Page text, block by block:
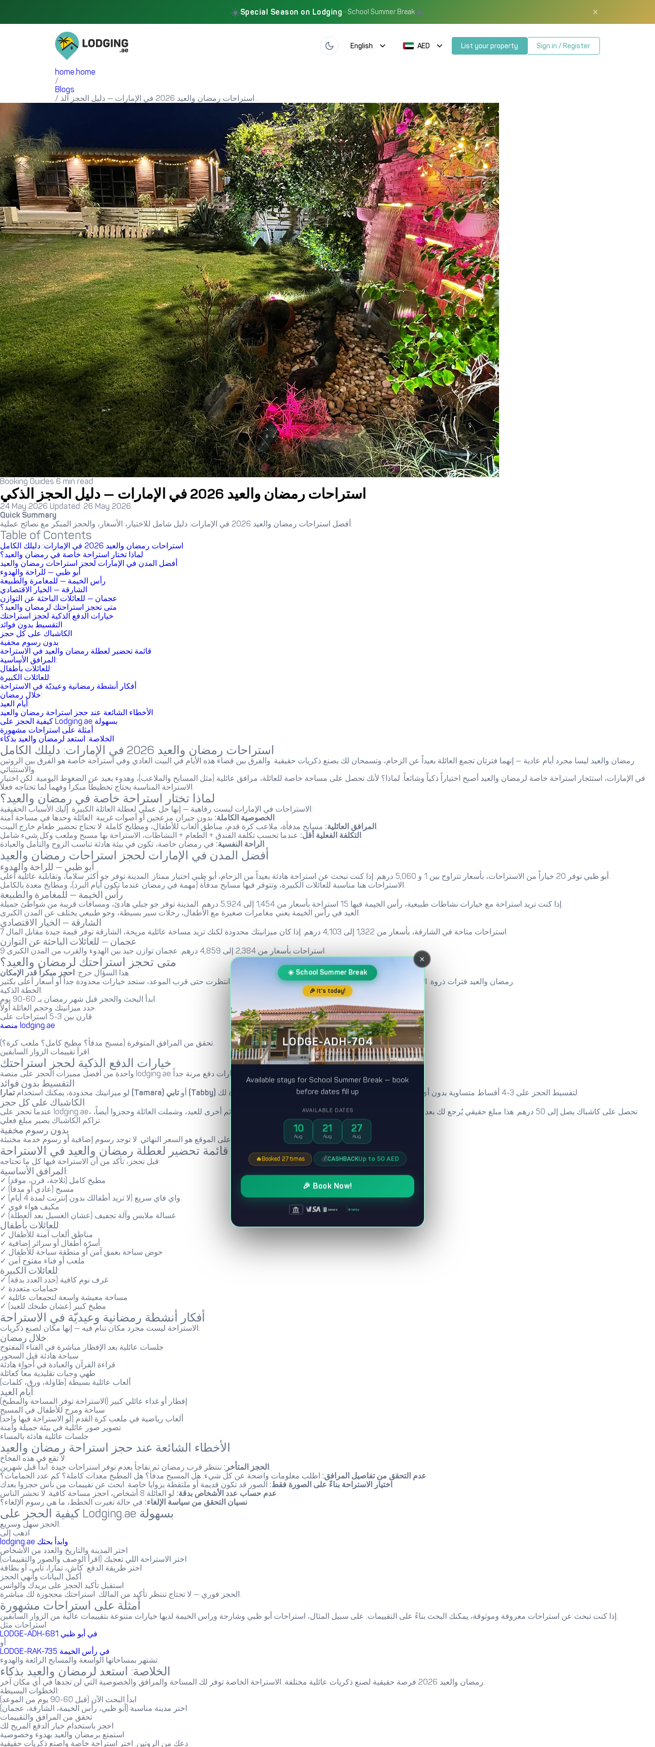
☀️Special Season on Lodging—School Summer Break☀️ ×
English AED List your property Sign in / Register
home.home
/
Blogs
/
استراحات رمضان والعيد 2026 في الإمارات — دليل الحجز الذ...
Booking Guides 6 min read
استراحات رمضان والعيد 2026 في الإمارات — دليل الحجز الذكي
24 May 2026 Updated: 26 May 2026
Quick Summary
أفضل استراحات رمضان والعيد 2026 في الإمارات: دليل شامل للاختيار، الأسعار، والحجز المبكر مع نصائح عملية.
Table of Contents
استراحات رمضان والعيد 2026 في الإمارات: دليلك الكامل
لماذا تختار استراحة خاصة في رمضان والعيد؟
أفضل المدن في الإمارات لحجز استراحات رمضان والعيد
أبو ظبي — للراحة والهدوء
رأس الخيمة — للمغامرة والطبيعة
الشارقة — الخيار الاقتصادي
عجمان — للعائلات الباحثة عن التوازن
متى تحجز استراحتك لرمضان والعيد؟
خيارات الدفع الذكية لحجز استراحتك
التقسيط بدون فوائد
الكاشباك على كل حجز
بدون رسوم مخفية
قائمة تحضير لعطلة رمضان والعيد في الاستراحة
المرافق الأساسية:
للعائلات بأطفال:
للعائلات الكبيرة:
أفكار أنشطة رمضانية وعيديّة في الاستراحة
خلال رمضان:
أيام العيد:
الأخطاء الشائعة عند حجز استراحة رمضان والعيد
كيفية الحجز على Lodging.ae بسهولة
أمثلة على استراحات مشهورة
الخلاصة: استعد لرمضان والعيد بذكاء
استراحات رمضان والعيد 2026 في الإمارات: دليلك الكامل
رمضان والعيد ليسا مجرد أيام عادية — إنهما فترتان تجمع العائلة بعيداً عن الزحام، وتسمحان لك بصنع ذكريات حقيقية. والفرق بين قضاء هذه الأيام في البيت العادي وفي استراحة خاصة هو الفرق بين الروتين
والاستثنائي.
في الإمارات، استئجار استراحة خاصة لرمضان والعيد أصبح اختياراً ذكياً وشائعاً. لماذا؟ لأنك تحصل على مساحة خاصة للعائلة، مرافق عائلية (مثل المسابح والملاعب)، وهدوء بعيد عن الضغوط اليومية. لكن اختيار
الاستراحة المناسبة يحتاج تخطيطاً مبكراً وفهماً لما تحتاجه فعلاً.
لماذا تختار استراحة خاصة في رمضان والعيد؟
الاستراحات في الإمارات ليست رفاهية — إنها حل عملي لعطلة العائلة الكبيرة. إليك الأسباب الحقيقية:
الخصوصية الكاملة:بدون جيران مزعجين أو أصوات غريبة. العائلة وحدها في مساحة آمنة.
المرافق العائلية:مسابح مدفأة، ملاعب كرة قدم، مناطق ألعاب للأطفال، ومطابخ كاملة. لا تحتاج تحضير طعام خارج البيت.
التكلفة الفعلية أقل:عندما تحسب تكلفة الفندق + الطعام + النشاطات، الاستراحة بها مسبح وملعب وكل شيء شامل.
الراحة النفسية:في رمضان خاصة، تكون في بيئة هادئة تناسب الروح والتأمل والعبادة.
أفضل المدن في الإمارات لحجز استراحات رمضان والعيد
أبو ظبي — للراحة والهدوء
أبو ظبي توفر 20 خياراً من الاستراحات، بأسعار تتراوح بين 1 و 5,060 درهم. إذا كنت تبحث عن استراحة هادئة بعيداً من الزحام، أبو ظبي اختيار ممتاز. المدينة توفر جو أكثر سلاماً، وتقابلية عائلية أعلى.
الاستراحات هنا مناسبة للعائلات الكبيرة، وتتوفر فيها مسابح مدفأة (مهمة في رمضان عندما تكون أيام البرد)، ومطابخ معدة بالكامل.
رأس الخيمة — للمغامرة والطبيعة
إذا كنت تريد استراحة مع خيارات نشاطات طبيعية، رأس الخيمة فيها 15 استراحة بأسعار من 1,454 إلى 5,924 درهم. المدينة توفر جو جبلي هادئ، ومسافات قريبة من شواطئ جميلة.
العيد في رأس الخيمة يعني مغامرات صغيرة مع الأطفال، رحلات سير بسيطة، وجو طبيعي يختلف عن المدن الكبرى.
الشارقة — الخيار الاقتصادي
7 استراحات متاحة في الشارقة، بأسعار من 1,322 إلى 4,103 درهم. إذا كان ميزانيتك محدودة لكنك تريد مساحة عائلية مريحة، الشارقة توفر قيمة جيدة مقابل المال.
عجمان — للعائلات الباحثة عن التوازن
9 استراحات بأسعار من 2,384 إلى 4,859 درهم. عجمان توازن جيد بين الهدوء والقرب من المدن الكبرى.
متى تحجز استراحتك لرمضان والعيد؟
هذا السؤال حرج: احجز مبكراً قدر الإمكان
.
رمضان والعيد فترات ذروة. الاستراحات الجيدة بأسعار معقولة تُحجز قبل شهرين أو ثلاثة. إذا انتظرت حتى قرب الموعد، ستجد خيارات محدودة جداً أو أسعار أعلى بكثير.
الخطة الذكية:
ابدأ البحث والحجز قبل شهر رمضان بـ 60-90 يوم.
حدد ميزانيتك وحجم العائلة أولاً.
قارن بين 3-5 استراحات على
منصة lodging.ae
.
تحقق من المرافق المتوفرة (مسبح مدفأ؟ مطبخ كامل؟ ملعب كرة؟).
اقرأ تقييمات الزوار السابقين.
خيارات الدفع الذكية لحجز استراحتك
التقسيط بدون فوائد
لو ميزانيتك محدودة، يمكنك استخدام تمارا (Tamara) أو تابي (Tabby) لتقسيط الحجز على 3-4 أقساط متساوية بدون أي فوائد إضافية. دافع الأقساط بشكل مريح، والاستراحة محجوزة لك.
الكاشباك على كل حجز
عندما تحجز على lodging.ae، تحصل على كاشباك يصل إلى 50 درهم. هذا مبلغ حقيقي يُرجع لك بعد تأكيد الحجز. قد لا يبدو كثيراً، لكن إذا حجزت استراحة لرمضان ثم أخرى للعيد، وشملت العائلة وحجزوا أيضاً،
تراكم الكاشباك يصير مبلغ فعلي.
بدون رسوم مخفية
قائمة تحضير لعطلة رمضان والعيد في الاستراحة
قبل تحجز، تأكد من أن الاستراحة فيها كل ما تحتاجه:
المرافق الأساسية:
✓ مطبخ كامل (ثلاجة، فرن، موقد)
✓ مسبح (عادي أو مدفأ)
✓ واي فاي سريع (لا تريد أطفالك بدون إنترنت لمدة 4 أيام)
✓ مكيف هواء قوي
✓ غسالة ملابس وآلة تجفيف (عشان الغسيل بعد العطلة)
للعائلات بأطفال:
✓ مناطق ألعاب آمنة للأطفال
✓ أسرّة أطفال أو سرائر إضافية
✓ حوض سباحة بعمق آمن أو منطقة سباحة للأطفال
✓ ملعب أو فناء مفتوح آمن
للعائلات الكبيرة:
✓ غرف نوم كافية (حدد العدد بدقة)
✓ حمامات متعددة
✓ مساحة معيشة واسعة لتجمعات عائلية
✓ مطبخ كبير (عشان طبخك للعيد)
أفكار أنشطة رمضانية وعيديّة في الاستراحة
الاستراحة ليست مجرد مكان تنام فيه — إنها مكان لصنع ذكريات:
خلال رمضان:
جلسات عائلية بعد الإفطار مباشرة في الفناء المفتوح
سباحة هادئة قبل السحور
قراءة القرآن والعبادة في أجواء هادئة
طهي وجبات تقليدية معاً كعائلة
ألعاب عائلية بسيطة (طاولة، ورق، كلمات)
أيام العيد:
إفطار أو غداء عائلي كبير (الاستراحة توفر المساحة والمطبخ)
سباحة ومرح للأطفال في المسبح
ألعاب رياضية في ملعب كرة القدم (لو الاستراحة فيها واحد)
تصوير صور عائلية في بيئة جميلة وآمنة
جلسات عائلية هادئة بالمساء
الأخطاء الشائعة عند حجز استراحة رمضان والعيد
لا تقع في هذه الفخاخ:
الحجز المتأخر:ننتظر قرب رمضان ثم نفاجأ بعدم توفر استراحات جيدة. ابدأ قبل شهرين.
عدم التحقق من تفاصيل المرافق: اطلب معلومات واضحة عن كل شيء. هل المسبح مدفأ؟ هل المطبخ معدات كاملة؟ كم عدد الحمامات؟
اختيار الاستراحة بناءً على الصورة فقط:الصور قد تكون قديمة أو ملتقطة بزوايا خاصة. ابحث عن تقييمات من ناس حجزوا بعدك.
عدم حساب عدد الأشخاص بدقة:لو العائلة 8 أشخاص، احجز مساحة كافية. لا تحشر الناس.
نسيان التحقق من سياسة الإلغاء: في حالة تغيرت الخطط، ما هي رسوم الإلغاء؟
كيفية الحجز على Lodging.ae بسهولة
الحجز سهل وسريع:
اذهب إلى
lodging.ae وابدأ بحثك
اختر المدينة والتاريخ والعدد من الأشخاص
اختر الاستراحة اللي تعجبك (اقرأ الوصف والصور والتقييمات)
اختر طريقة الدفع: كاش، تمارا، تابي، أو بطاقة
أكمل البيانات وأنهي الحجز
استقبل تأكيد الحجز على بريدك والواتس
الحجز فوري — لا تحتاج تنتظر تأكيد من المالك. استراحتك محجوزة لك مباشرة.
أمثلة على استراحات مشهورة
إذا كنت تبحث عن استراحات معروفة وموثوقة، يمكنك البحث بناءً على التقييمات. على سبيل المثال، استراحات أبو ظبي وشارجة وراس الخيمة لديها خيارات متنوعة بتقييمات عالية من الزوار السابقين.
استراحات مثل
LODGE-ADH-681 في أبو ظبي
أو
LODGE-RAK-735 في رأس الخيمة
تشتهر بمساحاتها الواسعة والمسابح الرائعة والهدوء.
الخلاصة: استعد لرمضان والعيد بذكاء
رمضان والعيد 2026 فرصة حقيقية لصنع ذكريات عائلية مختلفة. الاستراحة الخاصة توفر لك المساحة والمرافق والخصوصية التي لن تجدها في أي مكان آخر.
الخطوات البسيطة:
ابدأ البحث الآن (قبل 60-90 يوم من الموعد)
اختر مدينة مناسبة (أبو ظبي، رأس الخيمة، الشارقة، عجمان)
تحقق من المرافق والتقييمات
احجز باستخدام خيار الدفع المريح لك
استمتع برمضان والعيد بهدوء وخصوصية
دعك من الروتين. اختر استراحة خاصة واصنع ذكريات حقيقية.
×
☀️ School Summer Break
🎉 It's today!
LODGE-ADH-704
Abu Dhabi
Available stays for School Summer Break — book
before dates fill up
AVAILABLE DATES
10
Aug
21
Aug
27
Aug
🔥Booked 27 times 💰CASHBACKUp to 50 AED
🎉 Book Now!
tamara tabby